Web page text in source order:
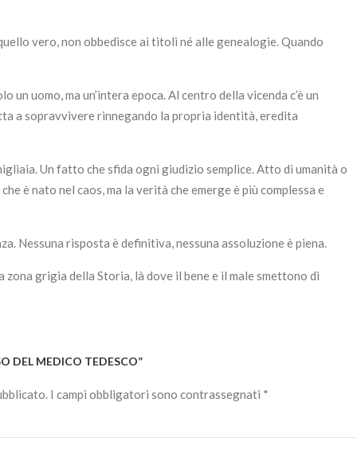
vero, non obbedisce ai titoli né alle genealogie. Quando
uomo, ma un’intera epoca. Al centro della vicenda c’è un
a sopravvivere rinnegando la propria identità, eredita
Un fatto che sfida ogni giudizio semplice. Atto di umanità o
è nato nel caos, ma la verità che emerge è più complessa e
Nessuna risposta è definitiva, nessuna assoluzione è piena.
grigia della Storia, là dove il bene e il male smettono di
DEL MEDICO TEDESCO”
I campi obbligatori sono contrassegnati *